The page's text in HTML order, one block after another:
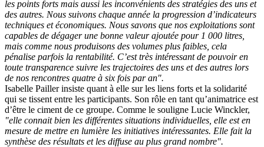
les points forts mais aussi les inconvénients des stratégies des uns et
des autres. Nous suivons chaque année la progression d’indicateurs
techniques et économiques. Nous savons que nos exploitations sont
capables de dégager une bonne valeur ajoutée pour 1 000 litres,
mais comme nous produisons des volumes plus faibles, cela
pénalise parfois la rentabilité. C’est très intéressant de pouvoir en
toute transparence suivre les trajectoires des uns et des autres lors
de nos rencontres quatre à six fois par an".
Isabelle Pailler insiste quant à elle sur les liens forts et la solidarité
qui se tissent entre les participants. Son rôle en tant qu’animatrice est
d’être le ciment de ce groupe. Comme le souligne Lucie Winckler,
"elle connait bien les différentes situations individuelles, elle est en
mesure de mettre en lumière les initiatives intéressantes. Elle fait la
synthèse des résultats et les diffuse au plus grand nombre".